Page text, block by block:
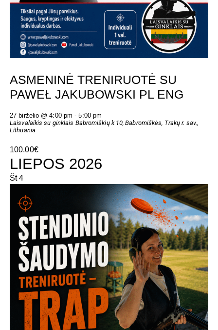
ASMENINĖ TRENIRUOTĖ SU
PAWEŁ JAKUBOWSKI PL ENG
27 birželio @ 4:00 pm -5:00 pm
Laisvalaikis su ginklais Babromiškių k 10, Babromiškės, Trakų r. sav.,
Lithuania
100.00€
LIEPOS 2026
Št4